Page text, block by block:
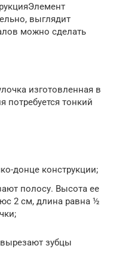
выглядит
можно сделать
изготовленная в
потребуется тонкий
донце конструкции;
полосу. Высота ее
2 см, длина равна ½
зубцы